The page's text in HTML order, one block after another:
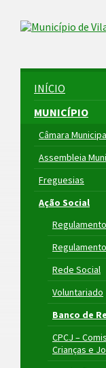
Skip to content
right
footer
INÍCIO
MUNICÍPIO
Câmara
Assembleia
Freguesias
Ação Social
Rede Social
Voluntariado
Banco de
CPCJ –
Crianças e